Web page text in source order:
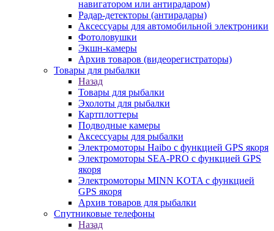
навигатором или антирадаром)
Радар-детекторы (антирадары)
Аксессуары для автомобильной электроники
Фотоловушки
Экшн-камеры
Архив товаров (видеорегистраторы)
Товары для рыбалки
Назад
Товары для рыбалки
Эхолоты для рыбалки
Картплоттеры
Подводные камеры
Аксессуары для рыбалки
Электромоторы Haibo с функцией GPS якоря
Электромоторы SEA-PRO с функцией GPS
якоря
Электромоторы MINN KOTA с функцией
GPS якоря
Архив товаров для рыбалки
Спутниковые телефоны
Назад